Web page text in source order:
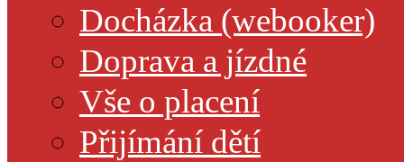
Docházka (webooker)
Doprava a jízdné
Vše o placení
Přijímání dětí